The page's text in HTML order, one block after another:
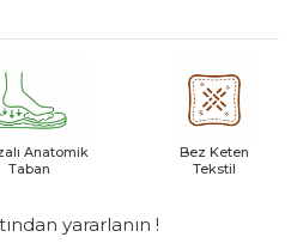
Anatomik
Taban
Bez Keten
Tekstil
yararlanın !